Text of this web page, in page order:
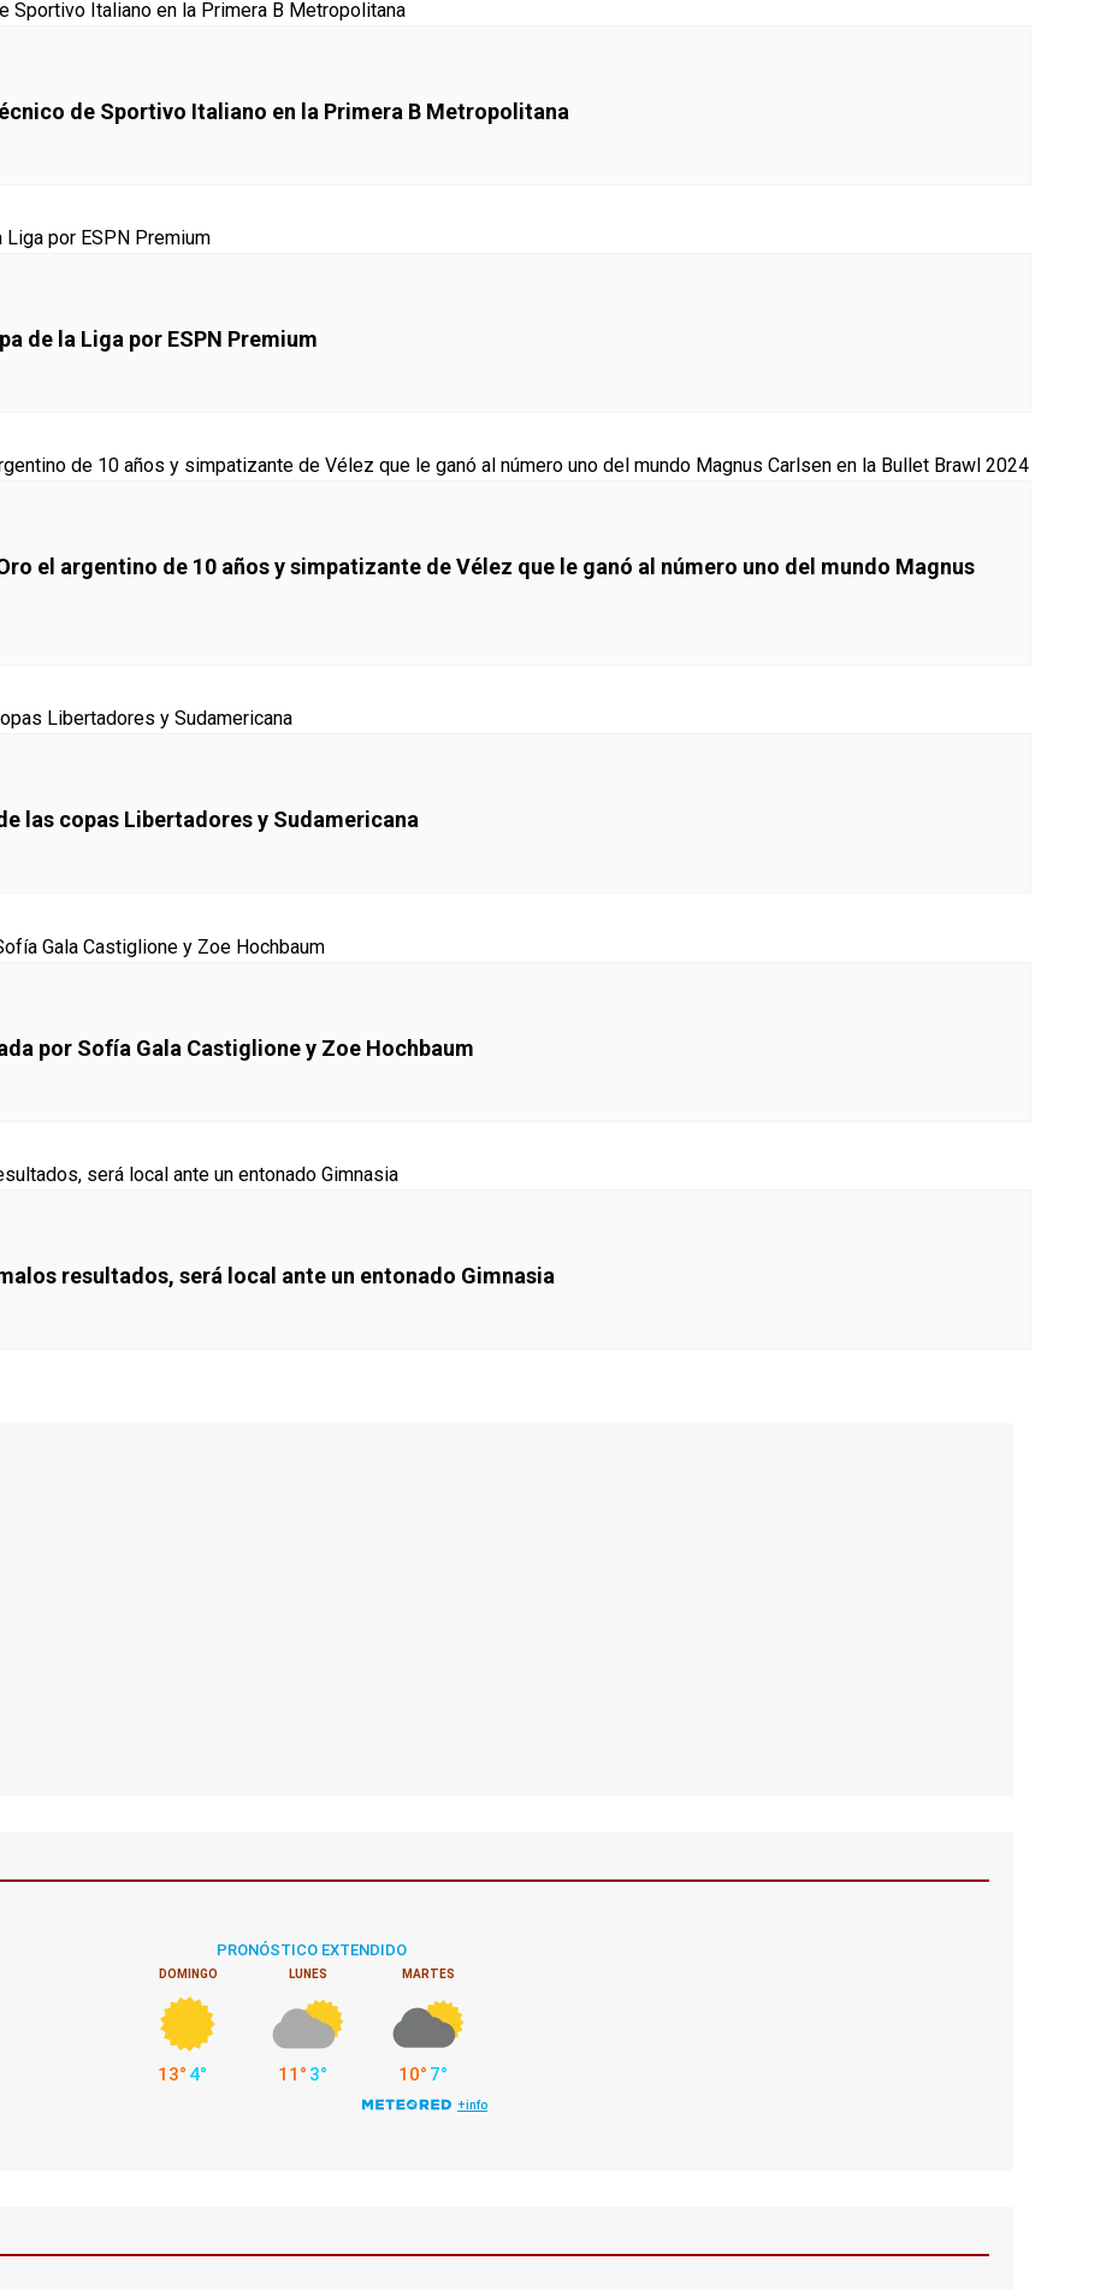
de Sportivo Italiano en la Primera B Metropolitana
de la Liga por ESPN Premium
el argentino de 10 años y simpatizante de Vélez que le ganó al número uno del mundo Magnus
las copas Libertadores y Sudamericana
por Sofía Gala Castiglione y Zoe Hochbaum
resultados, será local ante un entonado Gimnasia